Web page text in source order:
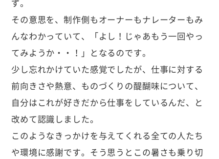
ず。
その意思を、制作側もオーナーもナレーターもみ
んなわかっていて、「よし！じゃあもう一回やっ
てみようか・・！」となるのです。
少し忘れかけていた感覚でしたが、仕事に対する
前向きさや熱意、ものづくりの醍醐味について、
自分はこれが好きだから仕事をしているんだ、と
改めて認識しました。
このようなきっかけを与えてくれる全ての人たち
や環境に感謝です。そう思うとこの暑さも乗り切